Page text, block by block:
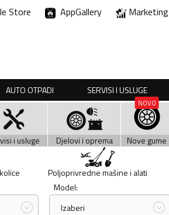
Store AppGallery Marketing
AUTO OTPADI SERVISI I USLUGE
i usluge Djelovi i oprema Nove gume
Poljoprivredne mašine i alati
Model:
Izaberi